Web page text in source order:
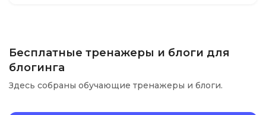
Бесплатные тренажеры и блоги для
блогинга
Здесь собраны обучающие тренажеры и блоги.